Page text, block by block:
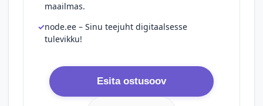
maailmas.
node.ee – Sinu teejuht digitaalsesse
tulevikku!
Esita ostusoov